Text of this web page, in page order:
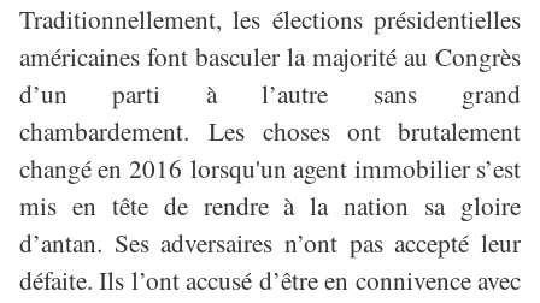
Traditionnellement, les élections présidentielles
américaines font basculer la majorité au Congrès
d’un parti à l’autre sans grand
chambardement. Les choses ont brutalement
changé en 2016 lorsqu'un agent immobilier s’est
mis en tête de rendre à la nation sa gloire
d’antan. Ses adversaires n’ont pas accepté leur
défaite. Ils l’ont accusé d’être en connivence avec